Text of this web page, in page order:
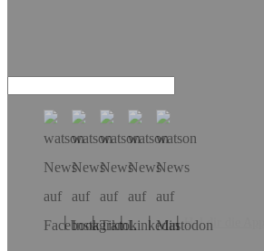
Hol dir die App!